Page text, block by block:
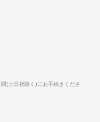
(土日祝除く)にお手続きくださ